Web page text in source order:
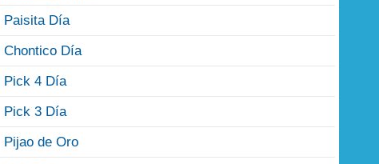
Paisita Día
Chontico Día
Pick 4 Día
Pick 3 Día
Pijao de Oro